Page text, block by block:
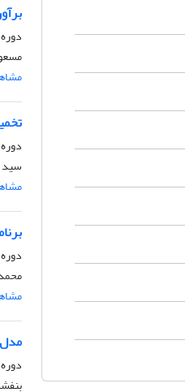
دوره 4، شماره 2، پاییز 1387، صفحه
دوره 2، شماره 2، پاییز 1385، صفحه
سید
دوره 1، شماره 1، بهار 1384، صفحه
دوره 1، شماره 1، بهار 1384، صفحه